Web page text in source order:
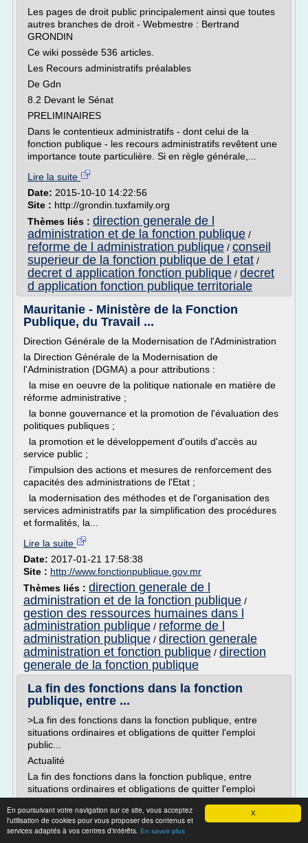
X
En poursuivant votre navigation sur ce site, vous acceptez
l'utilisation de cookies pour vous proposer des contenus et
services adaptés à vos centres d'intérêts. En savoir plus
Les pages de droit public principalement ainsi que toutes
autres branches de droit - Webmestre : Bertrand
GRONDIN
Ce wiki possède 536 articles.
Les Recours administratifs préalables
De Gdn
8.2 Devant le Sénat
PRELIMINAIRES
Dans le contentieux administratifs - dont celui de la
fonction publique - les recours administratifs revêtent une
importance toute particulière. Si en règle générale,...
Lire la suite
Date: 2015-10-10 14:22:56
Site : http://grondin.tuxfamily.org
Thèmes liés : direction generale de l
administration et de la fonction publique /
reforme de l administration publique / conseil
superieur de la fonction publique de l etat /
decret d application fonction publique / decret
d application fonction publique territoriale
Mauritanie - Ministère de la Fonction
Publique, du Travail ...
Direction Générale de la Modernisation de l'Administration
la Direction Générale de la Modernisation de
l'Administration (DGMA) a pour attributions :
la mise en oeuvre de la politique nationale en matière de
réforme administrative ;
la bonne gouvernance et la promotion de l'évaluation des
politiques publiques ;
la promotion et le développement d'outils d'accès au
service public ;
l'impulsion des actions et mesures de renforcement des
capacités des administrations de l'Etat ;
la modernisation des méthodes et de l'organisation des
services administratifs par la simplification des procédures
et formalités, la...
Lire la suite
Date: 2017-01-21 17:58:38
Site : http://www.fonctionpublique.gov.mr
Thèmes liés : direction generale de l
administration et de la fonction publique /
gestion des ressources humaines dans l
administration publique / reforme de l
administration publique / direction generale
administration et fonction publique / direction
generale de la fonction publique
La fin des fonctions dans la fonction
publique, entre ...
>La fin des fonctions dans la fonction publique, entre
situations ordinaires et obligations de quitter l'emploi
public...
Actualité
La fin des fonctions dans la fonction publique, entre
situations ordinaires et obligations de quitter l'emploi
public...
décembre 2011
La sécurité de l'emploi aussi surprenant que cela puisse